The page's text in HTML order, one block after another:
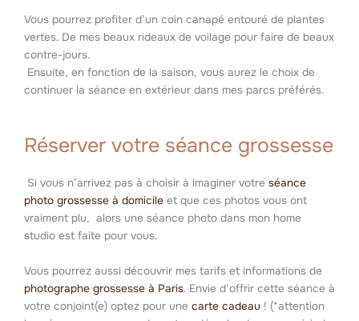
Vous pourrez profiter d’un coin canapé entouré de plantes
vertes. De mes beaux rideaux de voilage pour faire de beaux
contre-jours.
Ensuite, en fonction de la saison, vous aurez le choix de
continuer la séance en extérieur dans mes parcs préférés.
Réserver votre séance grossesse
Si vous n’arrivez pas à choisir à imaginer votre séance
photo grossesse à domicile et que ces photos vous ont
vraiment plu, alors une séance photo dans mon home
studio est faite pour vous.
Vous pourrez aussi découvrir mes tarifs et informations de
photographe grossesse à Paris. Envie d’offrir cette séance à
votre conjoint(e) optez pour une carte cadeau ! (*attention